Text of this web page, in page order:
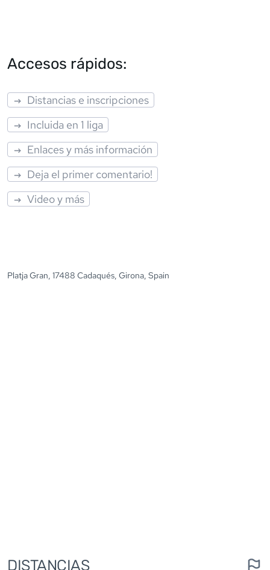
Accesos rápidos:
Distancias e inscripciones
Incluida en 1 liga
Enlaces y más información
Deja el primer comentario!
Video y más
Platja Gran, 17488 Cadaqués, Girona, Spain
DISTANCIAS